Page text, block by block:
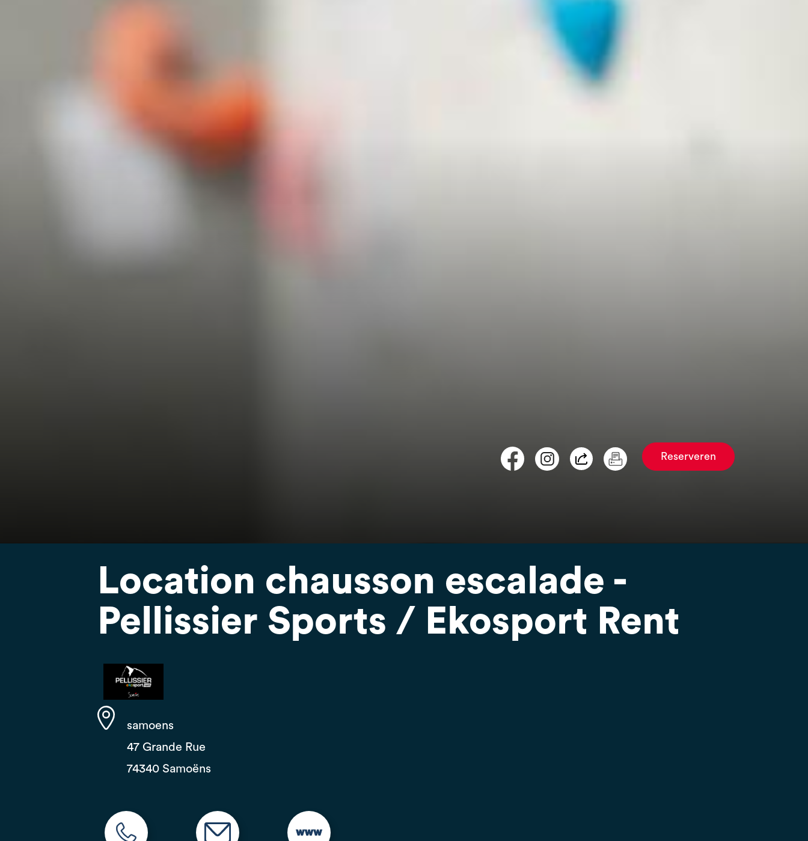
Reserveren
Location chausson escalade -
Pellissier Sports / Ekosport Rent
samoens
47 Grande Rue
74340 Samoëns